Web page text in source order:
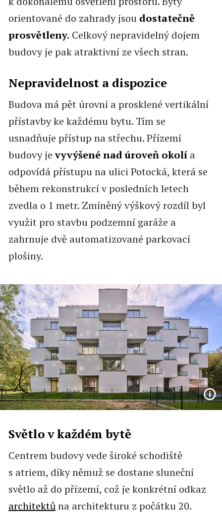
orientované do zahrady jsou dostatečně
prosvětleny. Celkový nepravidelný dojem
budovy je pak atraktivní ze všech stran.
Nepravidelnost a dispozice
Budova má pět úrovní a prosklené vertikální
přístavby ke každému bytu. Tím se
usnadňuje přístup na střechu. Přízemí
budovy jevyvýšené nad úroveň okolía
odpovídá přístupu na ulici Potocká, která se
během rekonstrukcí v posledních letech
zvedla o 1 metr. Zmíněný výškový rozdíl byl
využit pro stavbu podzemní garáže a
zahrnuje dvě automatizované parkovací
plošiny.
Světlo v každém bytě
Centrem budovy vede široké schodiště
s atriem, díky němuž se dostane sluneční
světlo až do přízemí, což je konkrétní odkaz
architektůna architekturu z počátku 20.